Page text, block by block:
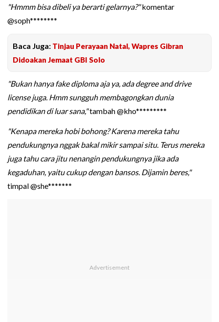
"Hmmm bisa dibeli ya berarti gelarnya?"komentar
@soph********
Baca Juga: Tinjau Perayaan Natal, Wapres Gibran
Didoakan Jemaat GBI Solo
"Bukan hanya fake diploma aja ya, ada degree and drive
license juga. Hmm sungguh membagongkan dunia
pendidikan di luar sana,"tambah @kho*********
"Kenapa mereka hobi bohong? Karena mereka tahu
pendukungnya nggak bakal mikir sampai situ. Terus mereka
juga tahu cara jitu nenangin pendukungnya jika ada
kegaduhan, yaitu cukup dengan bansos. Dijamin beres,"
timpal @she*******